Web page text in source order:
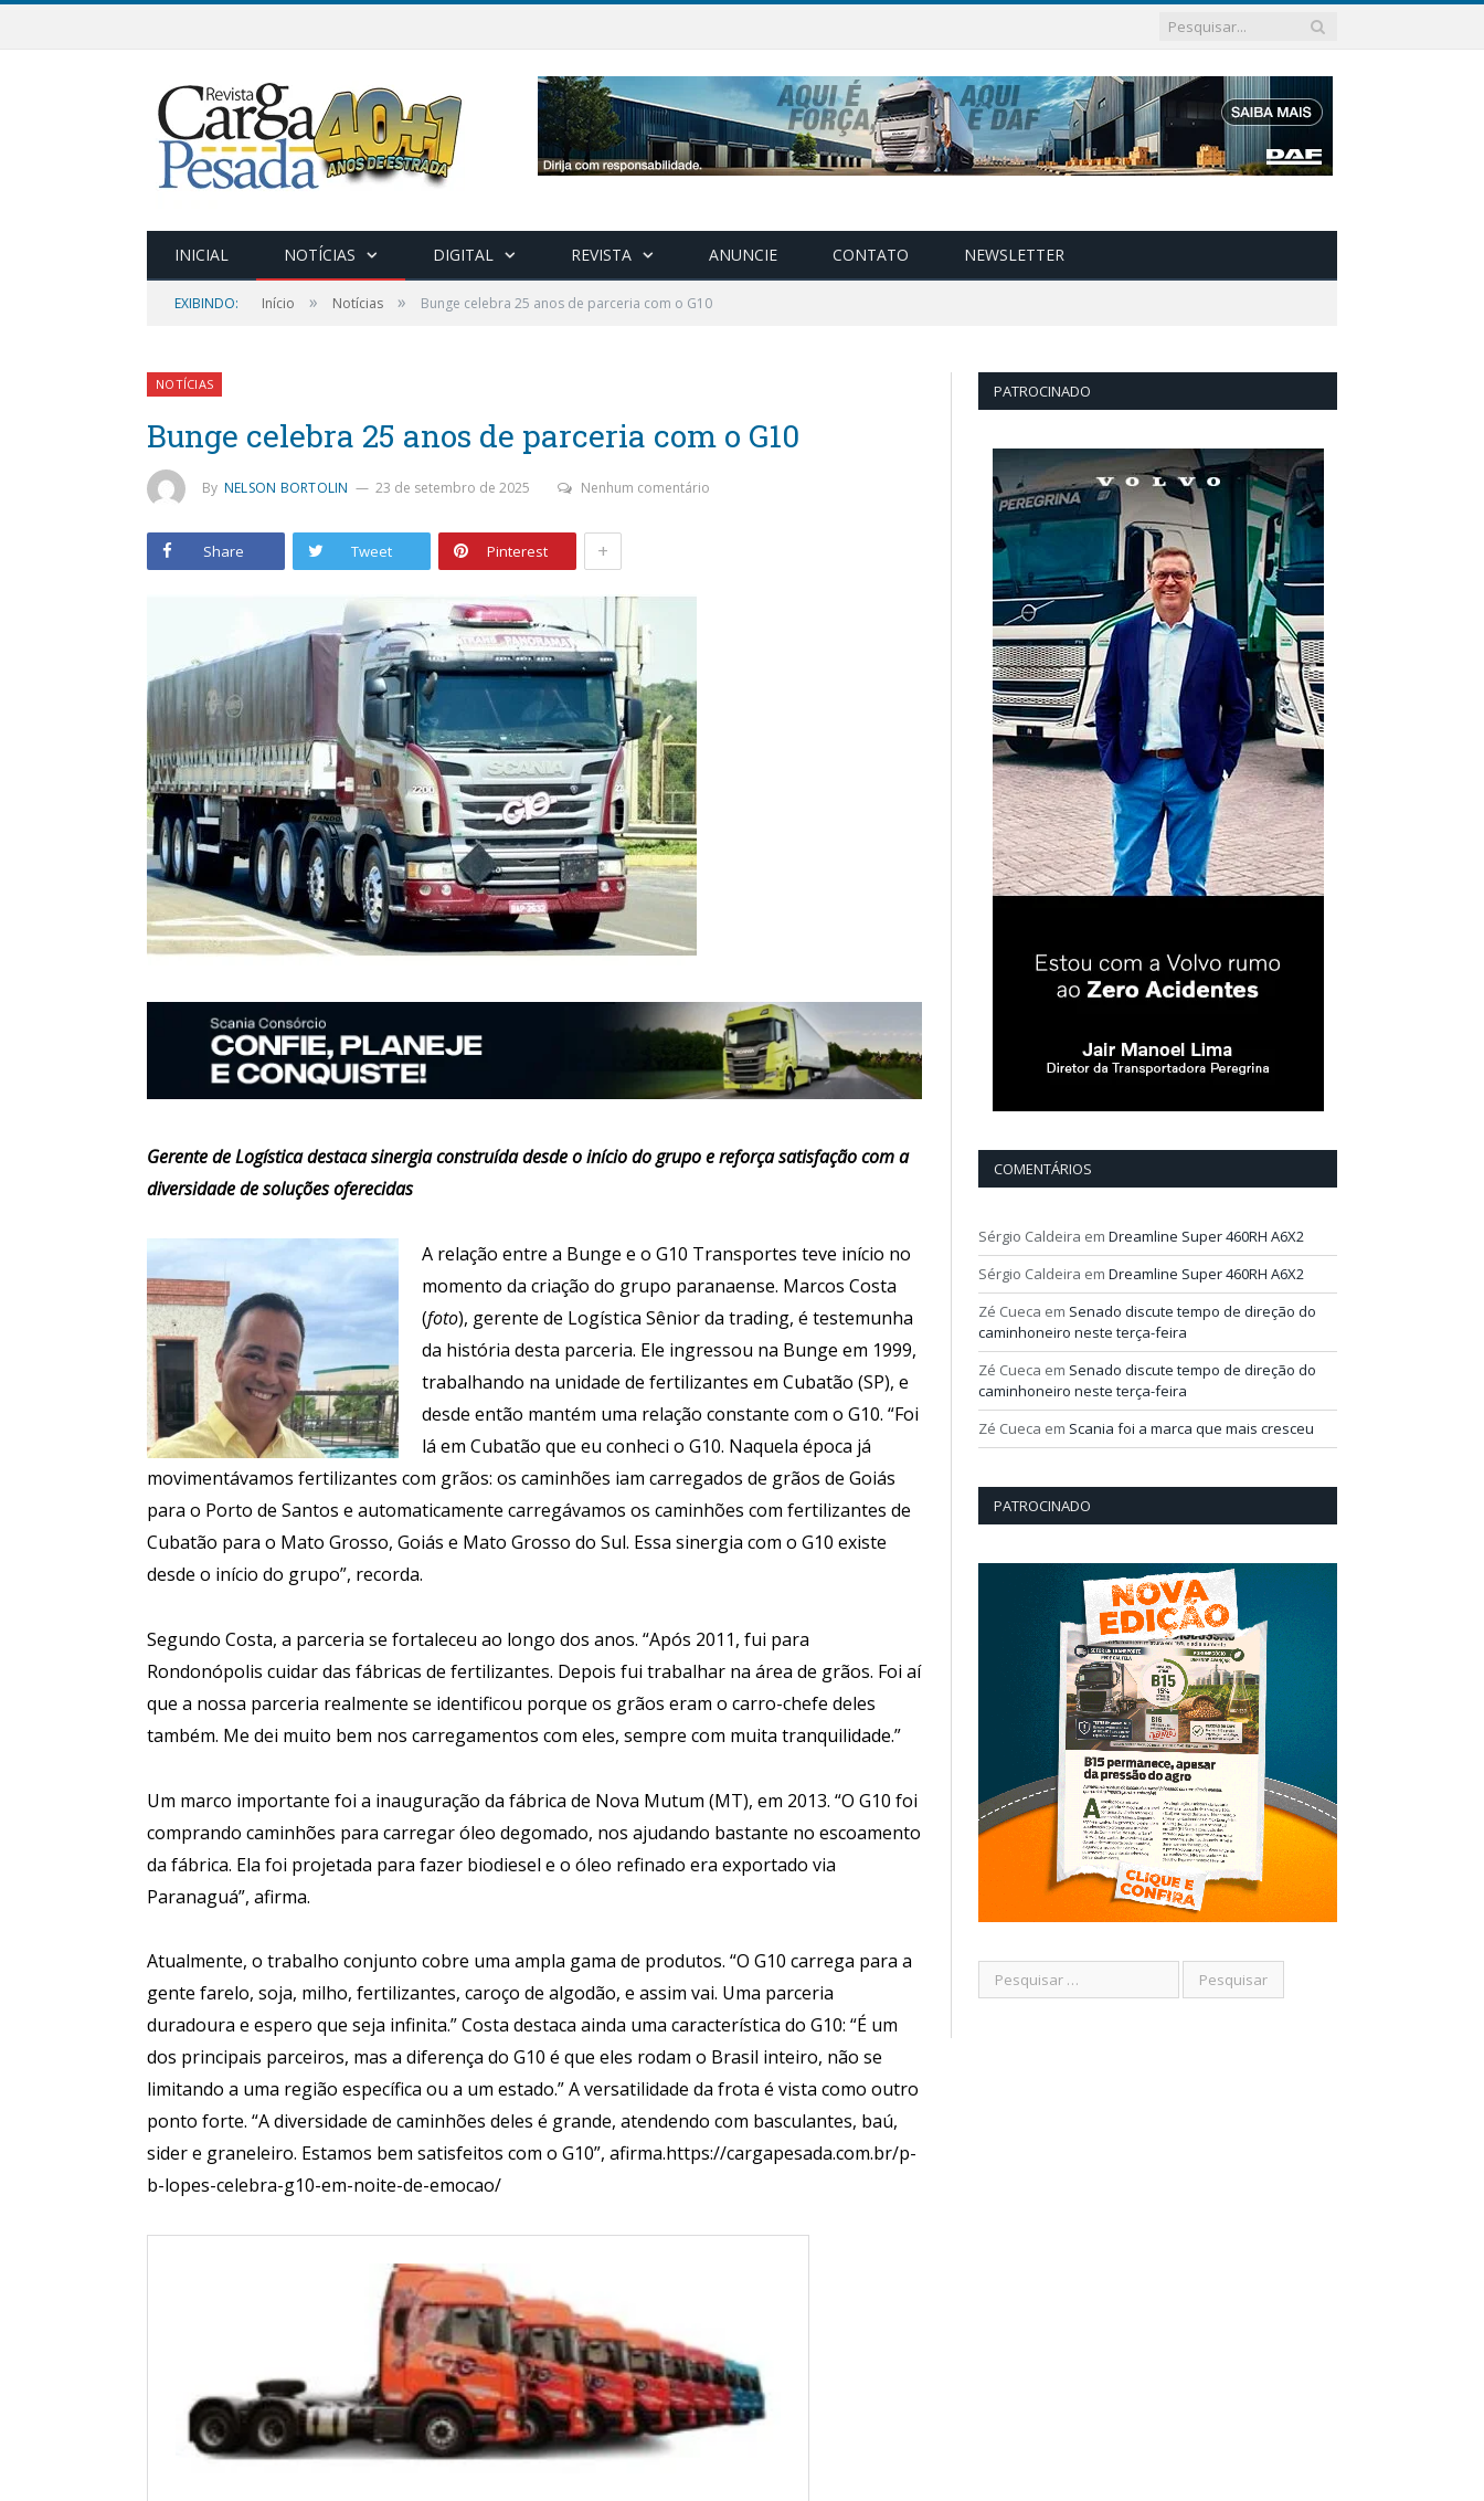
INICIAL NOTÍCIAS DIGITAL REVISTA ANUNCIE CONTATO NEWSLETTER
EXIBINDO: Início » Notícias » Bunge celebra 25 anos de parceria com o G10
NOTÍCIAS
Bunge celebra 25 anos de parceria com o G10
By NELSON BORTOLIN 23 de setembro de 2025 Nenhum comentário
Share Tweet Pinterest +
Gerente de Logística destaca sinergia construída desde o início do grupo e reforça satisfação com a
diversidade de soluções oferecidas
A relação entre a Bunge e o G10 Transportes teve início no
momento da criação do grupo paranaense. Marcos Costa
(foto), gerente de Logística Sênior da trading, é testemunha
da história desta parceria. Ele ingressou na Bunge em 1999,
trabalhando na unidade de fertilizantes em Cubatão (SP), e
desde então mantém uma relação constante com o G10. “Foi
lá em Cubatão que eu conheci o G10. Naquela época já
movimentávamos fertilizantes com grãos: os caminhões iam carregados de grãos de Goiás
para o Porto de Santos e automaticamente carregávamos os caminhões com fertilizantes de
Cubatão para o Mato Grosso, Goiás e Mato Grosso do Sul. Essa sinergia com o G10 existe
desde o início do grupo”, recorda.
Segundo Costa, a parceria se fortaleceu ao longo dos anos. “Após 2011, fui para
Rondonópolis cuidar das fábricas de fertilizantes. Depois fui trabalhar na área de grãos. Foi aí
que a nossa parceria realmente se identificou porque os grãos eram o carro-chefe deles
também. Me dei muito bem nos carregamentos com eles, sempre com muita tranquilidade.”
Um marco importante foi a inauguração da fábrica de Nova Mutum (MT), em 2013. “O G10 foi
comprando caminhões para carregar óleo degomado, nos ajudando bastante no escoamento
da fábrica. Ela foi projetada para fazer biodiesel e o óleo refinado era exportado via
Paranaguá”, afirma.
Atualmente, o trabalho conjunto cobre uma ampla gama de produtos. “O G10 carrega para a
gente farelo, soja, milho, fertilizantes, caroço de algodão, e assim vai. Uma parceria
duradoura e espero que seja infinita.” Costa destaca ainda uma característica do G10: “É um
dos principais parceiros, mas a diferença do G10 é que eles rodam o Brasil inteiro, não se
limitando a uma região específica ou a um estado.” A versatilidade da frota é vista como outro
ponto forte. “A diversidade de caminhões deles é grande, atendendo com basculantes, baú,
sider e graneleiro. Estamos bem satisfeitos com o G10”, afirma.https://cargapesada.com.br/p-
b-lopes-celebra-g10-em-noite-de-emocao/
PATROCINADO
COMENTÁRIOS
Sérgio Caldeira em Dreamline Super 460RH A6X2
Sérgio Caldeira em Dreamline Super 460RH A6X2
Zé Cueca em Senado discute tempo de direção do
caminhoneiro neste terça-feira
Zé Cueca em Senado discute tempo de direção do
caminhoneiro neste terça-feira
Zé Cueca em Scania foi a marca que mais cresceu
PATROCINADO